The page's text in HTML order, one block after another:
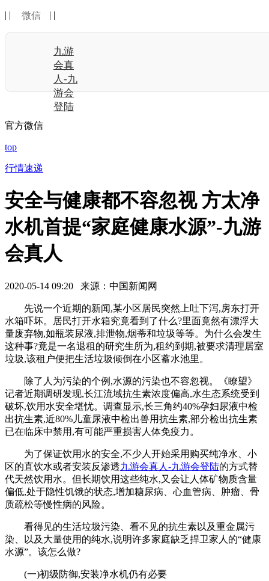
| | 微信 | |
九游
会真
人-九
游会
登陆
官方微信
top
行情速递
安全与健康都不容忽视 方太净
水机首提“家庭健康水源”-九游
会真人
2020-05-14 09:20 来源：中国新闻网
先说一个近期的新闻,某小区居民突然上吐下泻,房东打开
水箱吓坏。居民打开水箱究竟看到了什么?里面竟然有漂浮大
量废弃物,如瓶装尿液,排泄物,烟蒂和垃圾等等。为什么会发生
这种事?竟是一名退租的研究生所为,租约到期,被要求清理居室
垃圾,该租户便把生活垃圾倾倒在小区蓄水池里。
除了人为污染的个例,水源的污染也不容忽视。《瞭望》
记者近期调研发现,长江流域抗生素浓度偏高,水生态系统受到
破坏,饮用水安全堪忧。调查显示,长三角约40%孕妇尿液中检
出抗生素,近80%儿童尿液中检出兽用抗生素,部分检出抗生素
已在临床中禁用,有可能严重损害人体免疫力。
为了保证饮用水的安全,不少人开始采用购买纯净水、小
区的直饮水或者安装反渗透九游会真人-九游会登陆的方式替
代天然饮用水。但长期饮用这些纯水,又会让人体矿物质含量
偏低,处于隐性饥饿的状态,增加糖尿病、心血管病、肿瘤、骨
质疏松等慢性病的风险。
看得见的生活垃圾污染、看不见的抗生素以及重金属污
染、以及大量使用的纯水,说明许多家庭缺乏捍卫家人的“健康
水源”。该怎么做?
(一)初级防御,安装净水机仍有必要